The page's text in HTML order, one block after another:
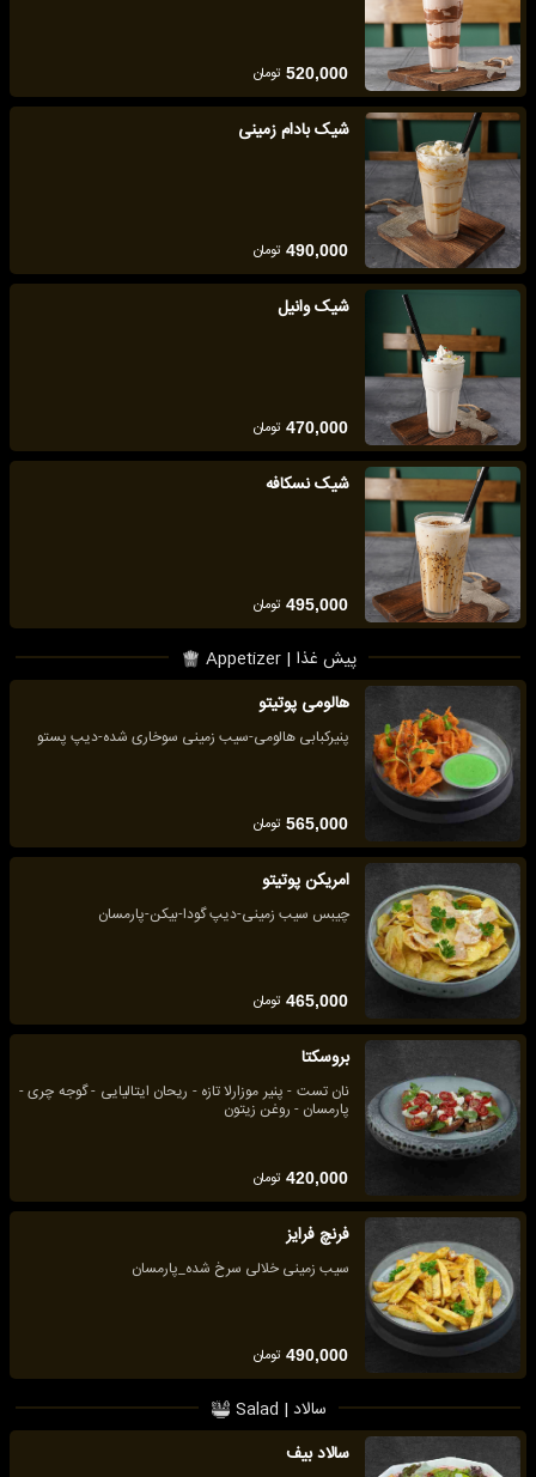
520,000 تومان
شیک بادام زمینی
490,000 تومان
شیک وانیل
470,000 تومان
شیک نسکافه
495,000 تومان
پیش غذا | Appetizer
هالومی پوتیتو
پنیرکبابی هالومی-سیب زمینی سوخاری شده-دیپ پستو
565,000 تومان
امریکن پوتیتو
چیبس سیب زمینی-دیپ گودا-بیکن-پارمسان
465,000 تومان
بروسکتا
نان تست - پنیر موزارلا تازه - ریحان ایتالیایی - گوجه چری -
پارمسان - روغن زیتون
420,000 تومان
فرنچ فرایز
سیب زمینی خلالی سرخ شده_پارمسان
490,000 تومان
سالاد | Salad
سالاد بیف